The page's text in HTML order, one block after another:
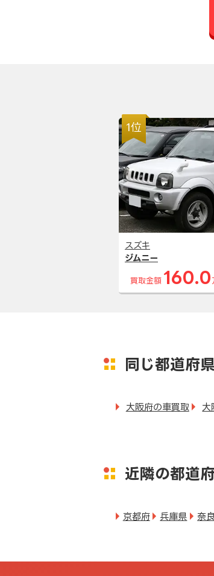
1位
スズキ
ジムニー
買取金額 160.0
同じ都道府
大阪府の車買取 大
近隣の都道
京都府 兵庫県 奈